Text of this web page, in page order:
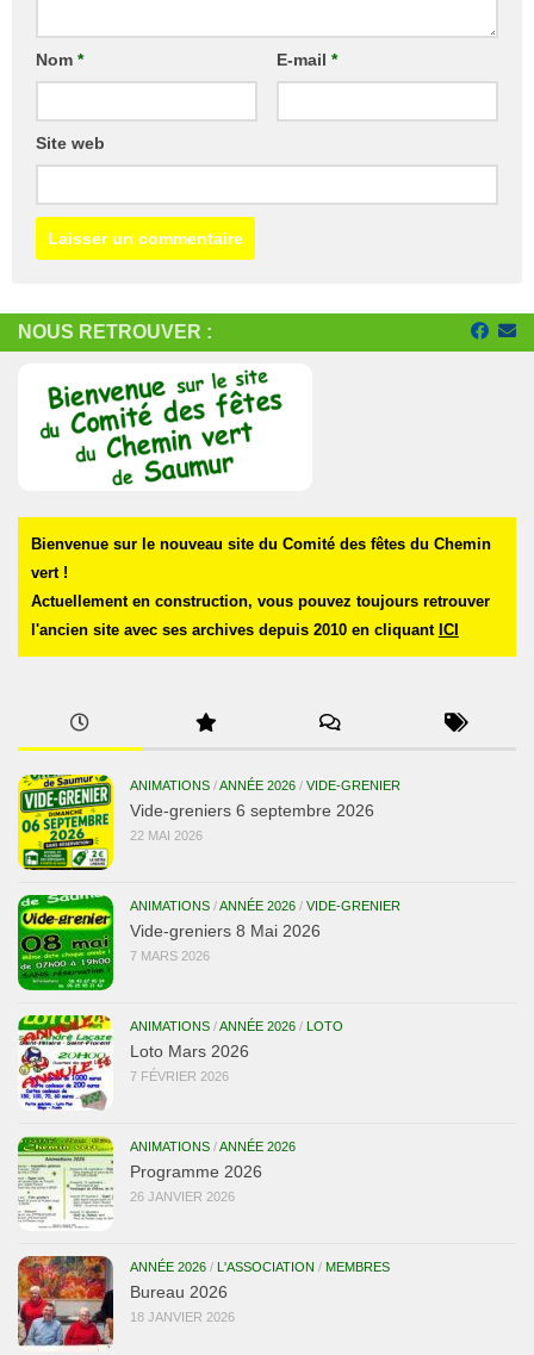
Nom * E-mail *
Site web
NOUS RETROUVER :
Bienvenue sur le nouveau site du Comité des fêtes du Chemin
vert !
Actuellement en construction, vous pouvez toujours retrouver
l'ancien site avec ses archives depuis 2010 en cliquant ICI
ANIMATIONS /ANNÉE 2026 / VIDE-GRENIER
Vide-greniers 6 septembre 2026
22 MAI 2026
ANIMATIONS /ANNÉE 2026 / VIDE-GRENIER
Vide-greniers 8 Mai 2026
7 MARS 2026
ANIMATIONS /ANNÉE 2026 / LOTO
Loto Mars 2026
7 FÉVRIER 2026
ANIMATIONS /ANNÉE 2026
Programme 2026
26 JANVIER 2026
ANNÉE 2026 / L'ASSOCIATION / MEMBRES
Bureau 2026
18 JANVIER 2026